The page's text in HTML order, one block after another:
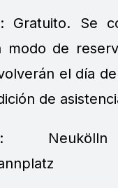
: Gratuito. Se
modo de
el día
de
: